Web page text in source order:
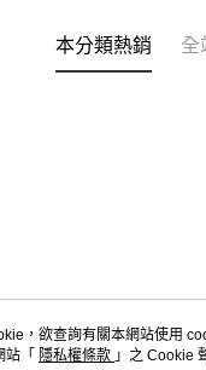
本分類熱銷 全
關於
，欲查詢有關本網站使用
站「 隱私權條款 」之 Cookie